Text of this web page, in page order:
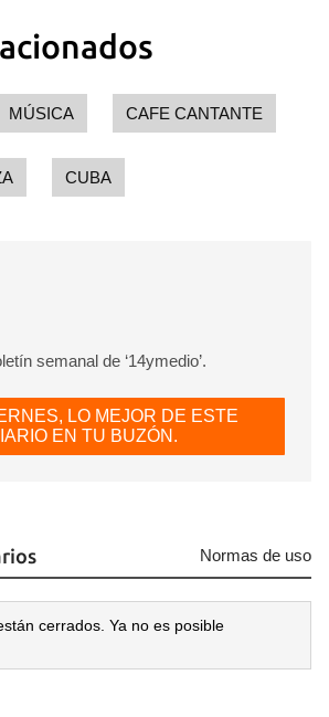
MÚSICA CAFE CANTANTE
CUBA
semanal de ‘14ymedio’.
LO MEJOR DE ESTE
EN TU BUZÓN.
Normas de uso
cerrados. Ya no es posible